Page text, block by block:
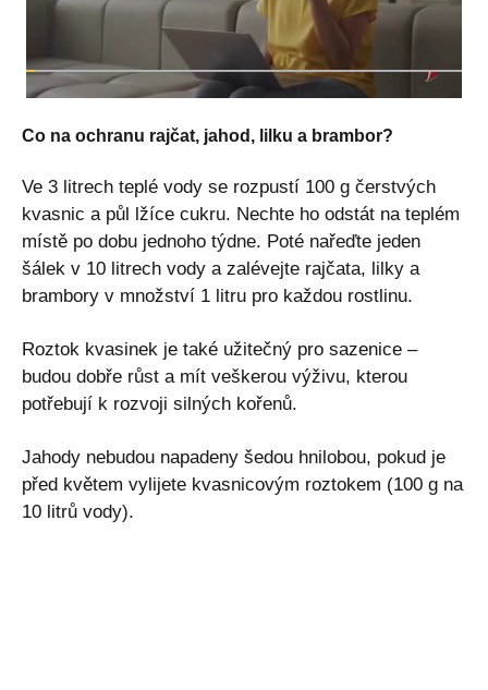
Co na ochranu rajčat, jahod, lilku a brambor?
Ve 3 litrech teplé vody se rozpustí 100 g čerstvých
kvasnic a půl lžíce cukru. Nechte ho odstát na teplém
místě po dobu jednoho týdne. Poté nařeďte jeden
šálek v 10 litrech vody a zalévejte rajčata, lilky a
brambory v množství 1 litru pro každou rostlinu.
Roztok kvasinek je také užitečný pro sazenice –
budou dobře růst a mít veškerou výživu, kterou
potřebují k rozvoji silných kořenů.
Jahody nebudou napadeny šedou hnilobou, pokud je
před květem vylijete kvasnicovým roztokem (100 g na
10 litrů vody).